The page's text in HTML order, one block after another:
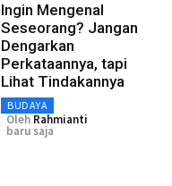
Ingin Mengenal
Seseorang? Jangan
Dengarkan
Perkataannya, tapi
Lihat Tindakannya
BUDAYA
Oleh Rahmianti
baru saja